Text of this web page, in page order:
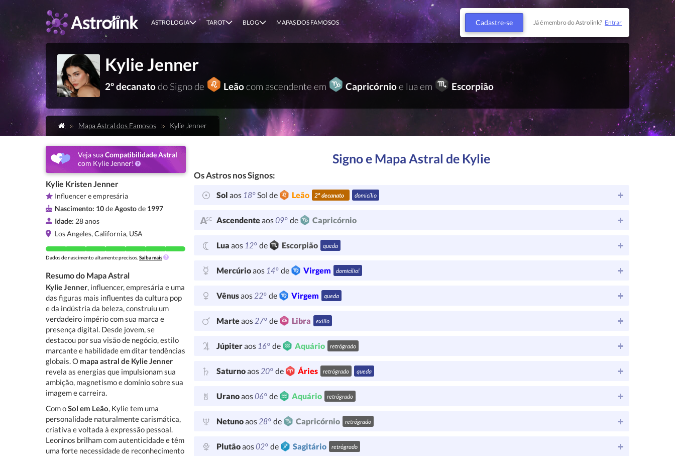
ASTROLOGIA TAROT BLOG MAPAS DOS FAMOSOS Cadastre-se Já é membro do Astrolink? Entrar
Kylie Jenner
2º decanatodo Signo de Leãocom ascendente em Capricórnioe lua em Escorpião
Mapa Astral dos Famosos Kylie Jenner
Veja suaCompatibilidade Astral
com Kylie Jenner!
Kylie Kristen Jenner
Influencer e empresária
Nascimento: 10deAgostode 1997
Idade: 28 anos
Los Angeles, California, USA
Dados de nascimento altamente precisos. Saiba mais
Resumo do Mapa Astral
Kylie Jenner, influencer, empresária e uma
das figuras mais influentes da cultura pop
e da indústria da beleza, construiu um
verdadeiro império com sua marca e
presença digital. Desde jovem, se
destacou por sua visão de negócio, estilo
marcante e habilidade em ditar tendências
globais. O mapa astral de Kylie Jenner
revela as energias que impulsionam sua
ambição, magnetismo e domínio sobre sua
imagem e carreira.
Com oSol em Leão, Kylie tem uma
personalidade naturalmente carismática,
criativa e voltada à expressão pessoal.
Leoninos brilham com autenticidade e têm
uma forte necessidade de reconhecimento
Signo e Mapa Astral de Kylie
Os Astros nos Signos:
Sol aos 18°Sol de Leão 2º decanato domicílio
Ascendenteaos09° de Capricórnio
Lua aos 12° de Escorpião queda
Mercúrioaos 14° de Virgem domicílio!
Vênusaos22° de Virgem queda
Marteaos27° de Libra exílio
Júpiteraos 16° de Aquário retrógrado
Saturnoaos20° de Áries retrógrado queda
Uranoaos06° de Aquário retrógrado
Netunoaos28° de Capricórnio retrógrado
Plutãoaos02° de Sagitário retrógrado